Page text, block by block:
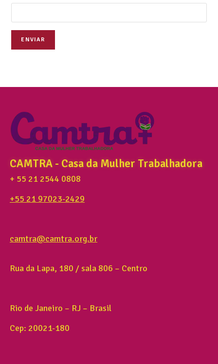
ENVIAR
CAMTRA - Casa da Mulher Trabalhadora
+ 55 21 2544 0808
+55 21 97023-2429
camtra@camtra.org.br
Rua da Lapa, 180 / sala 806 – Centro
Rio de Janeiro – RJ – Brasil
Cep: 20021-180